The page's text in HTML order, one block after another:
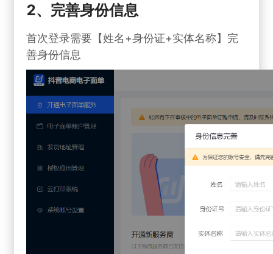
2、完善身份信息
首次登录需要【姓名+身份证+实体名称】完
善身份信息